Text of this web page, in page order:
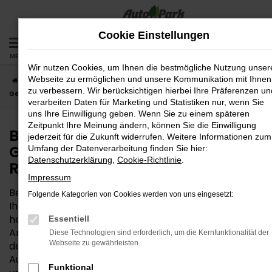
Zum
springen
MENÜ
Startseite Regensburg Seat
Bei uns finden Sie Ihren Seat
Gebrauchtwagen für Regensburg
Bei uns finden Sie Ihren Seat
Gebrauchtwagen für
Regensburg
Bevor Sie in Ihren Seat Gebrauchtwagen steigen und
Ihre Mobilität in Regensburg auf ein neues Level
heben, sind vielleicht noch Fragen offen. Die
Antworten erhalten Sie bei der AutoPark GmbH,
denn wir sind Ihr vertrauensvoller Partner rund ums
Autos. Seit 1992 dreht sich bei uns alles um Fahrzeuge
Cookie Einstellungen
Wir nutzen Cookies, um Ihnen die bestmögliche Nutzung
Webseite zu ermöglichen und unsere Kommunikation mit Ihnen
zu verbessern. Wir berücksichtigen hierbei Ihre Präferenzen
verarbeiten Daten für Marketing und Statistiken nur, wenn Sie
uns Ihre Einwilligung geben. Wenn Sie zu einem späteren
Zeitpunkt Ihre Meinung ändern, können Sie die Einwilligung
jederzeit für die Zukunft widerrufen. Weitere Informationen zum
Umfang der Datenverarbeitung finden Sie hier:
Datenschutzerklärung Cookie-Richtlinie
Impressum
Folgende Kategorien von Cookies werden von uns eingesetzt:
Essentiell
Diese Technologien sind erforderlich, um die Kernfunktionalität der
Webseite zu gewährleisten.
Funktional